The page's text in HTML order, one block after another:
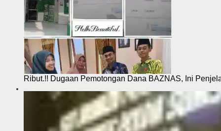
Ribut.!! Dugaan Pemotongan Dana BAZNAS, Ini